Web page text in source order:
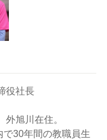
役社長
旭川在住。
で30年間の教職員生